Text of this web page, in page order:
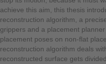
achieve this aim, this thesis
reconstruction algorithm, a
grippers and a placement
placement poses on non-flat
reconstruction algorithm deals
reconstructed surface gets